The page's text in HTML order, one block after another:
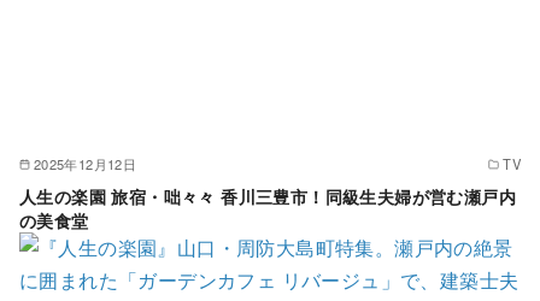
2025年12月12日 TV
人生の楽園 旅宿・咄々々 香川三豊市！同級生夫婦が営む瀬戸内
の美食堂